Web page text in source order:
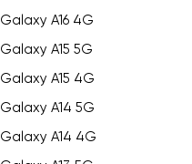
Galaxy A16 4G
Galaxy A15 5G
Galaxy A15 4G
Galaxy A14 5G
Galaxy A14 4G